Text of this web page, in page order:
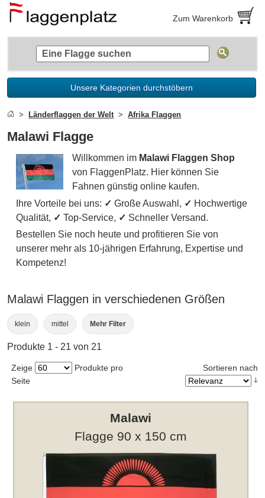
Zum Warenkorb
Unsere Kategorien durchstöbern
Länderflaggen der Welt Afrika Flaggen
Malawi Flagge
Willkommen im Malawi Flaggen Shop
von FlaggenPlatz. Hier können Sie
Fahnen günstig online kaufen.
Ihre Vorteile bei uns: ✓ Große Auswahl, ✓ Hochwertige
Qualität, ✓ Top-Service, ✓ Schneller Versand.
Bestellen Sie noch heute und profitieren Sie von
unserer mehr als 10-jährigen Erfahrung, Expertise und
Kompetenz!
Malawi Flaggen in verschiedenen Größen
klein mittel Mehr Filter
Produkte 1 - 21 von 21
Zeige
Produkte pro
Seite
Sortieren nach
Malawi
Flagge 90 x 150 cm